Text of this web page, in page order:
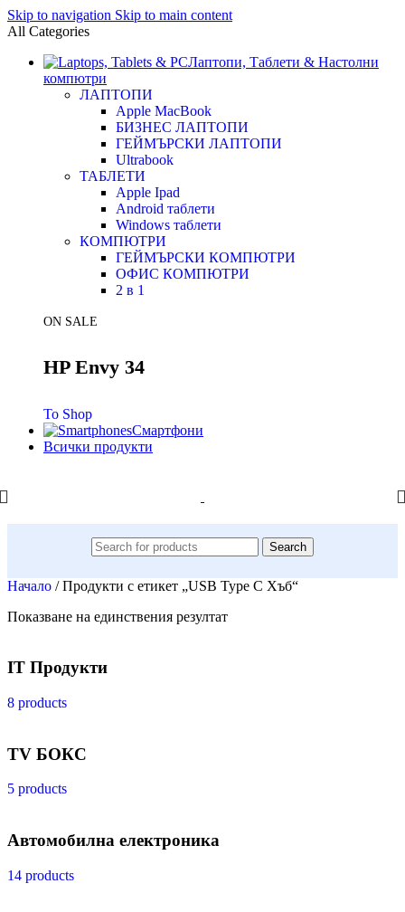
Skip to navigation Skip to main content
All Categories
Лаптопи, Таблети & Настолни
компютри
ЛАПТОПИ
Apple MacBook
БИЗНЕС ЛАПТОПИ
ГЕЙМЪРСКИ ЛАПТОПИ
Ultrabook
ТАБЛЕТИ
Apple Ipad
Android таблети
Windows таблети
КОМПЮТРИ
ГЕЙМЪРСКИ КОМПЮТРИ
ОФИС КОМПЮТРИ
2 в 1
ON SALE
HP Envy 34
To Shop
Смартфони
Всички продукти
Search
Начало / Продукти с етикет „USB Type C Хъб“
Показване на единствения резултат
IT Продукти
8 products
TV БОКС
5 products
Автомобилна електроника
14 products